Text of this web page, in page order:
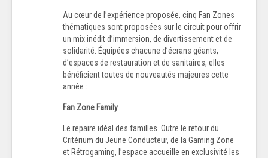
Au cœur de l’expérience proposée, cinq Fan Zones
thématiques sont proposées sur le circuit pour offrir
un mix inédit d’immersion, de divertissement et de
solidarité. Équipées chacune d’écrans géants,
d’espaces de restauration et de sanitaires, elles
bénéficient toutes de nouveautés majeures cette
année :
Fan Zone Family
Le repaire idéal des familles. Outre le retour du
Critérium du Jeune Conducteur, de la Gaming Zone
et Rétrogaming, l’espace accueille en exclusivité les